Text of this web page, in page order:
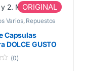
ORIGINAL
Varios, Repuestos
Dolce Gusto
Capsulas
DOLCE GUSTO
y 2. MS-623037
(0)